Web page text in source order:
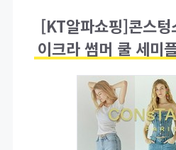
[KT알파쇼핑]콘스
이크라 썸머 쿨 세미